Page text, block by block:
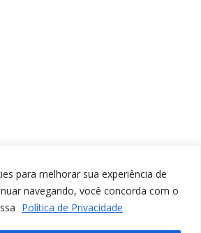
para melhorar sua experiência de
navegando, você concorda com o
Política de Privacidade